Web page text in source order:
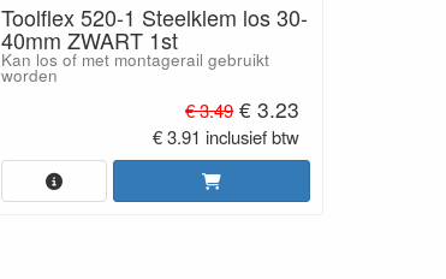
Toolflex 520-1 Steelklem los 30-
40mm ZWART 1st
Kan los of met montagerail gebruikt
worden
€ 3.49€ 3.23
€ 3.91 inclusief btw